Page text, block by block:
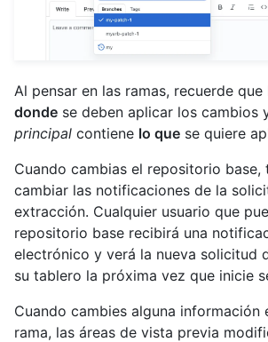
Al pensar en las ramas, recuerde que
donde se deben aplicar los cambios
principal contiene lo que se quiere
Cuando cambias el repositorio base,
cambiar las notificaciones de la
extracción. Cualquier usuario que
repositorio base recibirá una
electrónico y verá la nueva solicitud
su tablero la próxima vez que inicie
Cuando cambies alguna información
rama, las áreas de vista previa